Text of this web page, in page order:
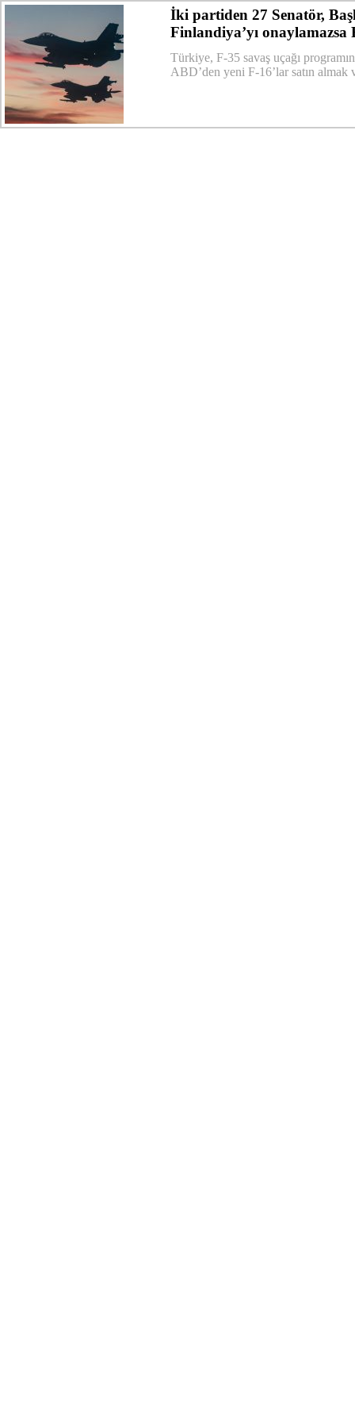
İki partiden 27 Senatör,
Finlandiya’yı onaylamazsa
Türkiye, F-35 savaş uçağı
ABD’den yeni F-16’lar satın almak